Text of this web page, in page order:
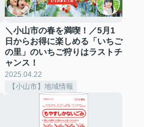
＼小山市の春を満喫！／5月1
日からお得に楽しめる「いちご
の里」のいちご狩りはラストチ
ャンス！
2025.04.22
【小山市】地域情報